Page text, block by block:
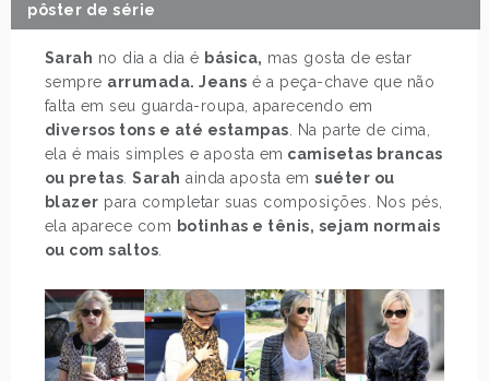
pôster de série
Sarah no dia a dia é básica, mas gosta de estar
sempre arrumada. Jeans é a peça-chave que não
falta em seu guarda-roupa, aparecendo em
diversos tons e até estampas. Na parte de cima,
ela é mais simples e aposta em camisetas brancas
ou pretas.Sarah ainda aposta emsuéter ou
blazer para completar suas composições. Nos pés,
ela aparece com botinhas e tênis, sejam normais
ou com saltos.